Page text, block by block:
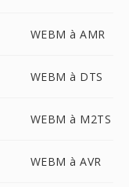
WEBM à AMR
WEBM à DTS
WEBM à M2TS
WEBM à AVR